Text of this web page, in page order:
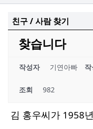
친구 / 사람 찾기
찾습니다
작성자 기연아빠
조회 982
김 홍우씨가 1958